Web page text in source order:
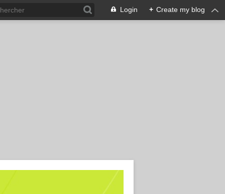
Login + Create my blog